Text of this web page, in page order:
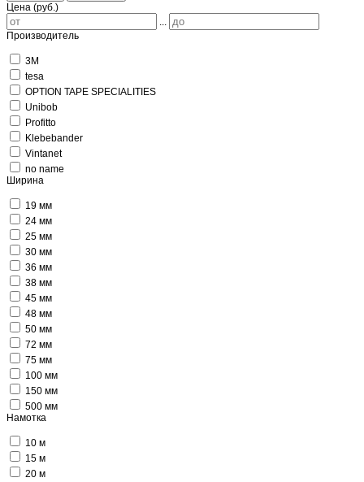
Цена (руб.)
Производитель
3M
tesa
OPTION TAPE SPECIALITIES
Unibob
Profitto
Klebebander
Vintanet
no name
Ширина
19 мм
24 мм
25 мм
30 мм
36 мм
38 мм
45 мм
48 мм
50 мм
72 мм
75 мм
100 мм
150 мм
500 мм
Намотка
10 м
15 м
20 м